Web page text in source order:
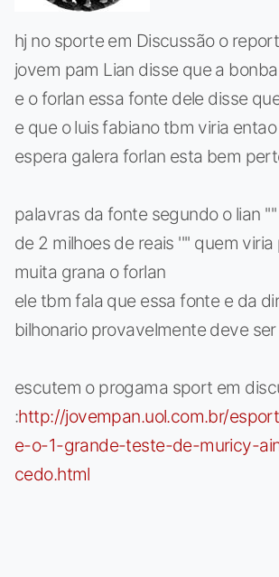
hj no sporte em Discussão o
jovem pam Lian disse que a
e o forlan essa fonte dele disse
e que o luis fabiano tbm viria
espera galera forlan esta bem
palavras da fonte segundo o lian
de 2 milhoes de reais '''' quem
muita grana o forlan
ele tbm fala que essa fonte e da
bilhonario provavelmente deve ser
escutem o progama sport em
:http://jovempan.uol.com.br/
e-o-1-grande-teste-de-muricy-
cedo.html